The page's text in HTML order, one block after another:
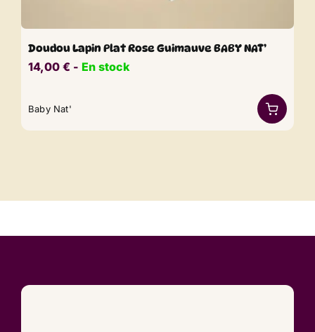
Doudou Lapin Plat Rose Guimauve BABY NAT’
14,00 € ​​ - En stock
Baby Nat'